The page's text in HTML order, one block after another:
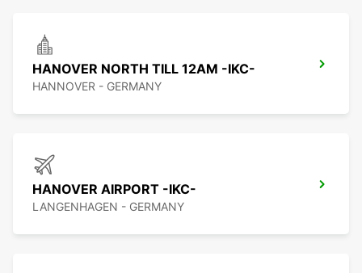
HANOVER NORTH TILL 12AM -IKC-
HANNOVER - GERMANY
HANOVER AIRPORT -IKC-
LANGENHAGEN - GERMANY